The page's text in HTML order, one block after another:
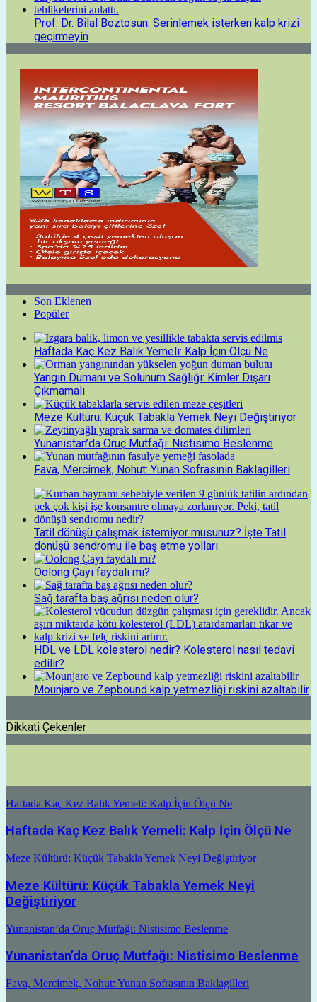
Prof. Dr. Bilal Boztosun: Serinlemek isterken kalp krizi
geçirmeyin
Son Eklenen
Popüler
Haftada Kaç Kez Balık Yemeli: Kalp İçin Ölçü Ne
Yangın Dumanı ve Solunum Sağlığı: Kimler Dışarı
Çıkmamalı
Meze Kültürü: Küçük Tabakla Yemek Neyi Değiştiriyor
Yunanistan’da Oruç Mutfağı: Nistisimo Beslenme
Fava, Mercimek, Nohut: Yunan Sofrasının Baklagilleri
Tatil dönüşü çalışmak istemiyor musunuz? İşte Tatil
dönüşü sendromu ile baş etme yolları
Oolong Çayı faydalı mı?
Sağ tarafta baş ağrısı neden olur?
HDL ve LDL kolesterol nedir? Kolesterol nasıl tedavi
edilir?
Mounjaro ve Zepbound kalp yetmezliği riskini azaltabilir
Dikkati Çekenler
Haftada Kaç Kez Balık Yemeli: Kalp İçin Ölçü Ne
Haftada Kaç Kez Balık Yemeli: Kalp İçin Ölçü Ne
Meze Kültürü: Küçük Tabakla Yemek Neyi Değiştiriyor
Meze Kültürü: Küçük Tabakla Yemek Neyi
Değiştiriyor
Yunanistan’da Oruç Mutfağı: Nistisimo Beslenme
Yunanistan’da Oruç Mutfağı: Nistisimo Beslenme
Fava, Mercimek, Nohut: Yunan Sofrasının Baklagilleri